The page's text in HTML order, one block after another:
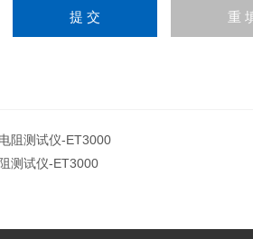
阻测试仪-ET3000
测试仪-ET3000